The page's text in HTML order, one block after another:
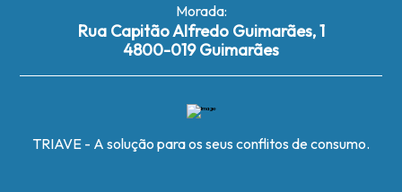
Morada:
Rua Capitão Alfredo Guimarães, 1
4800-019 Guimarães
TRIAVE - A solução para os seus conflitos de consumo.